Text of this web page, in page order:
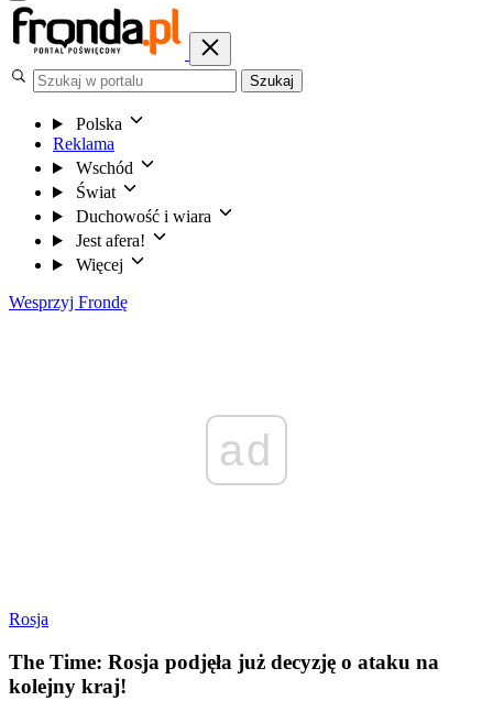
Szukaj
Polska
Reklama
Wschód
Świat
Duchowość i wiara
Jest afera!
Więcej
Wesprzyj Frondę
ad
Rosja
The Time: Rosja podjęła już decyzję o ataku na
kolejny kraj!